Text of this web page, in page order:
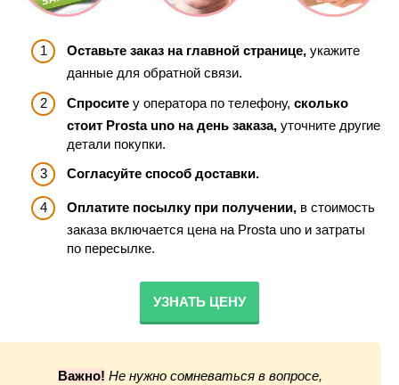
Оставьте заказ на главной странице, укажите
данные для обратной связи.
Спросите у оператора по телефону, сколько
стоит Prosta uno на день заказа, уточните другие
детали покупки.
Согласуйте способ доставки.
Оплатите посылку при получении, в стоимость
заказа включается цена на Prosta uno и затраты
по пересылке.
УЗНАТЬ ЦЕНУ
Важно! Не нужно сомневаться в вопросе,